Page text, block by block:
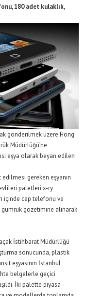
180 adet kulaklık,
gönderilmek üzere Hong
Müdürlüğü’ne
eşya olarak beyan edilen
gereken eşyanın
paletleri x-ry
içinde cep telefonu ve
gümrük gözetimine alınarak
İstihbarat Müdürlüğü
sonucunda, plastik
eşyasının İstanbul
belgelerle geçici
İki palette piyasa